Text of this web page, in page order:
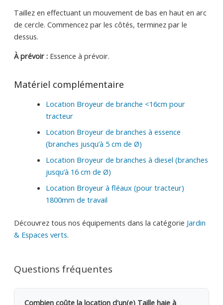
Taillez en effectuant un mouvement de bas en haut en arc
de cercle. Commencez par les côtés, terminez par le
dessus.
À prévoir :Essence à prévoir.
Matériel complémentaire
Location Broyeur de branche <16cm pour
tracteur
Location Broyeur de branches à essence
(branches jusqu’à 5 cm de Ø)
Location Broyeur de branches à diesel (branches
jusqu’à 16 cm de Ø)
Location Broyeur à fléaux (pour tracteur)
1800mm de travail
Découvrez tous nos équipements dans la catégorie Jardin
& Espaces verts.
Questions fréquentes
Combien coûte la location d'un(e) Taille haie à